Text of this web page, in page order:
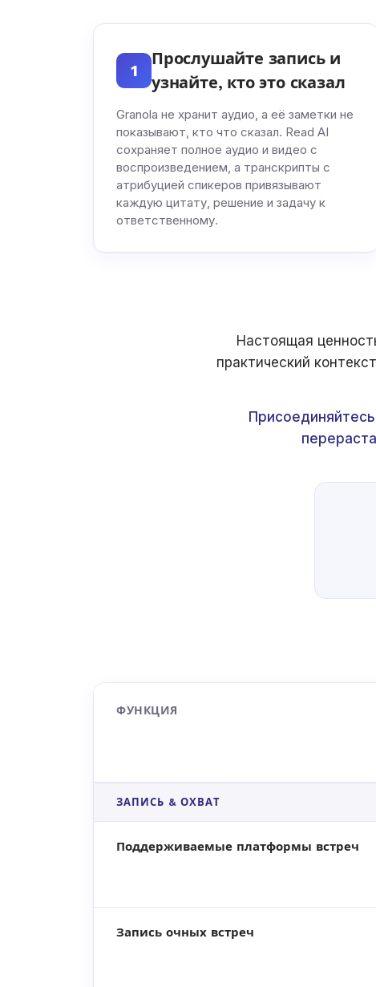
1
Прослушайте запись и
узнайте, кто это сказал
Granola не хранит аудио, а её заметки не
показывают, кто что сказал. Read AI
сохраняет полное аудио и видео с
воспроизведением, а транскрипты с
атрибуцией спикеров привязывают
каждую цитату, решение и задачу к
ответственному.
Настоящая
практический
ФУНКЦИЯ
ЗАПИСЬ & ОХВАТ
Поддерживаемые платформы встреч
Запись очных встреч